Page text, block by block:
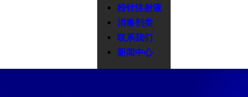
粉针注射液
消毒剂类
联系我们
新闻中心